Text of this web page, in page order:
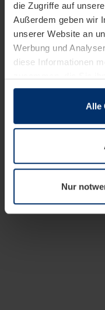
die Zugriffe auf
Außerdem geben wir
unserer Website an
Werbung und
diese Informationen
sie im Rahmen Ihrer
wenn diese für den
notwendig sind. Für
wir Ihre Erlaubnis.
widerrufen.
Alle
Nur